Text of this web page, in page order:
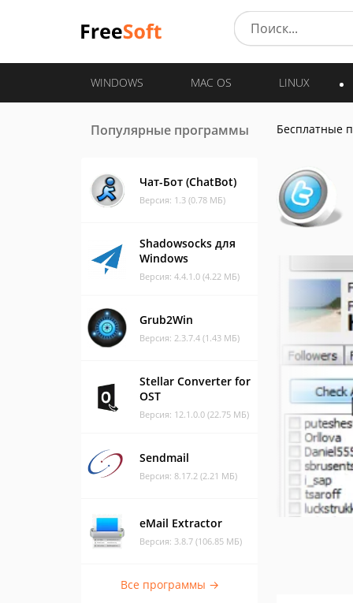
WINDOWS MAC OS LINUX
Популярные программы
Чат-Бот (ChatBot)
Версия: 1.3 (0.78 МБ)
Shadowsocks для
Windows
Версия: 4.4.1.0 (4.22 МБ)
Grub2Win
Версия: 2.3.7.4 (1.43 МБ)
Stellar Converter for
OST
Версия: 12.1.0.0 (22.75 МБ)
Sendmail
Версия: 8.17.2 (2.21 МБ)
eMail Extractor
Версия: 3.8.7 (106.85 МБ)
Все программы →
Бесплатные